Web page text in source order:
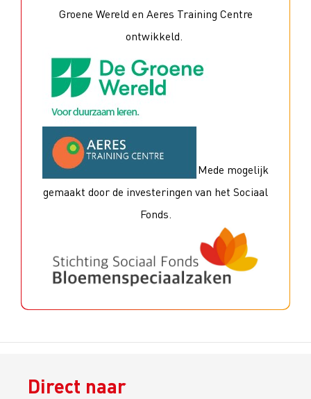
Groene Wereld en Aeres Training Centre
ontwikkeld.
Mede mogelijk
gemaakt door de investeringen van het Sociaal
Fonds.
Direct naar